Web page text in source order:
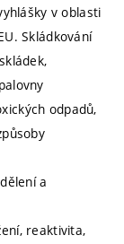
v oblasti
Skládkování
odpadů,
a
reaktivita,